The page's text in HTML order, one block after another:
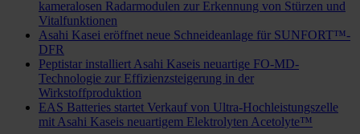
kameralosen Radarmodulen zur Erkennung von Stürzen und
Vitalfunktionen
Asahi Kasei eröffnet neue Schneideanlage für SUNFORT™-
DFR
Peptistar installiert Asahi Kaseis neuartige FO-MD-
Technologie zur Effizienzsteigerung in der
Wirkstoffproduktion
EAS Batteries startet Verkauf von Ultra-Hochleistungszelle
mit Asahi Kaseis neuartigem Elektrolyten Acetolyte™